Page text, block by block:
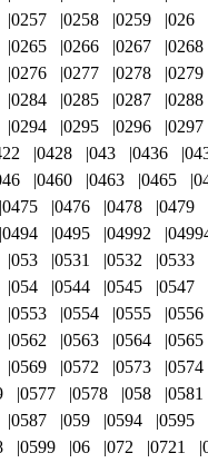
0257 0258 0259 026
0265 0266 0267 0268
0276 0277 0278 0279
0284 0285 0287 0288
0294 0295 0296 0297
0428 043 0436
0460 0463 0465
0475 0476 0478 0479
0494 0495 04992
053 0531 0532 0533
054 0544 0545 0547
0553 0554 0555 0556
0562 0563 0564 0565
0569 0572 0573 0574
0577 0578 058 0581
0587 059 0594 0595
0599 06 072 0721